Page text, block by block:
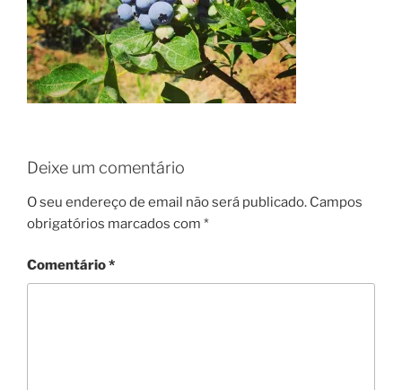
Deixe um comentário
O seu endereço de email não será publicado. Campos
obrigatórios marcados com *
Comentário*